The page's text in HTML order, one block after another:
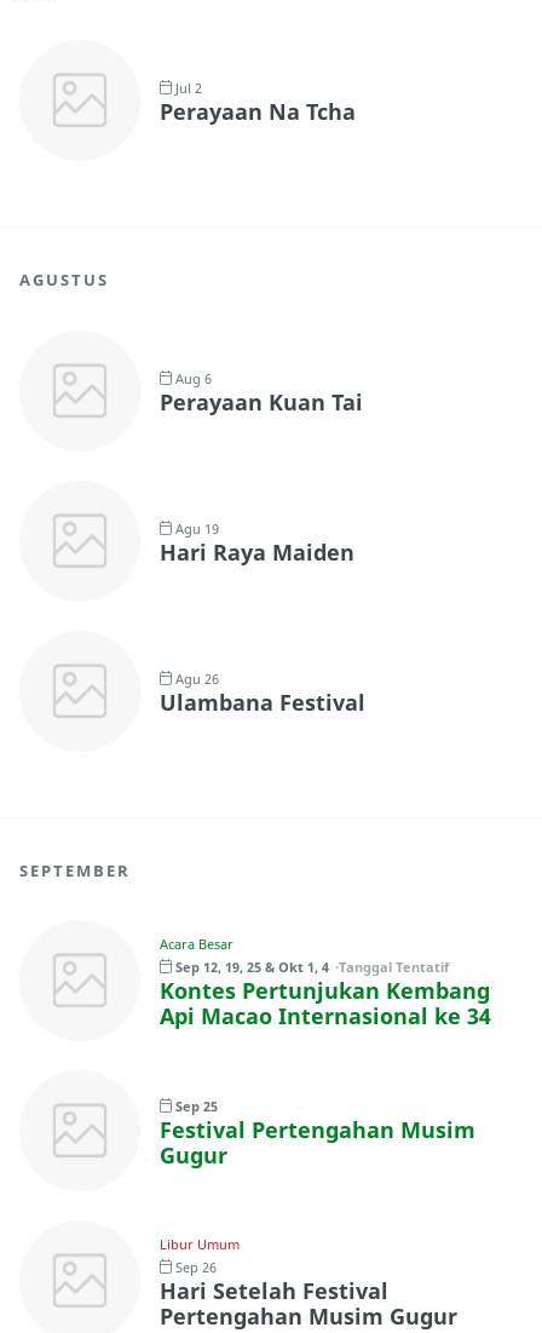
Jul 2
Perayaan Na Tcha
AGUSTUS
Aug 6
Perayaan Kuan Tai
Agu 19
Hari Raya Maiden
Agu 26
Ulambana Festival
SEPTEMBER
Acara Besar
Sep 12, 19, 25 & Okt 1, 4 Tanggal Tentatif
Kontes Pertunjukan Kembang
Api Macao Internasional ke 34
Sep 25
Festival Pertengahan Musim
Gugur
Libur Umum
Sep 26
Hari Setelah Festival
Pertengahan Musim Gugur